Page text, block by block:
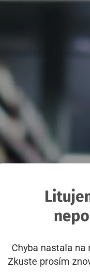
Chyba nastala
Zkuste prosím